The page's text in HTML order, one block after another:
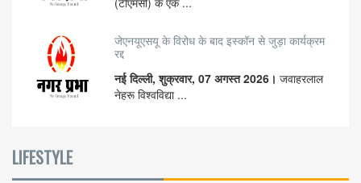
जेएनयूएसयू के विरोध के बाद इस्कॉन से जुड़ा कार्यक्रम
रद्द
नई दिल्ली, शुक्रवार, 07 अगस्त 2026। जवाहरलाल
नेहरू विश्वविद्या ...
LIFESTYLE